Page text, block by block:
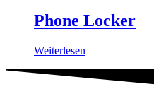
Phone Locker
Weiterlesen